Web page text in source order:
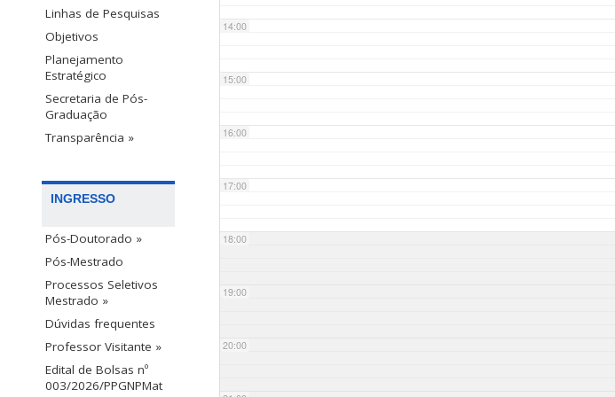
Linhas de Pesquisas
Objetivos
Planejamento
Estratégico
Secretaria de Pós-
Graduação
Transparência »
INGRESSO
Pós-Doutorado »
Pós-Mestrado
Processos Seletivos
Mestrado »
Dúvidas frequentes
Professor Visitante »
Edital de Bolsas nº
003/2026/PPGNPMat
14:00
15:00
16:00
17:00
18:00
19:00
20:00